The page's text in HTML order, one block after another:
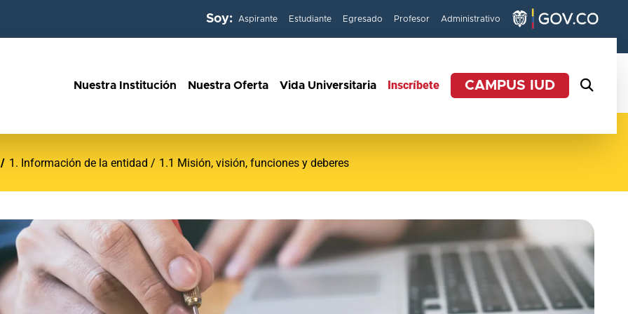
Soy: Aspirante Estudiante Egresado Profesor Administrativo
Nuestra Institución Nuestra Oferta Vida Universitaria Inscríbete CAMPUS IUD
1. Información de la entidad 1.1 Misión, visión, funciones y deberes